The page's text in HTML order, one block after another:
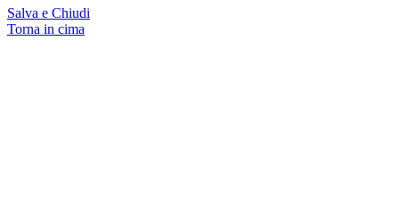
Salva e Chiudi
Torna in cima